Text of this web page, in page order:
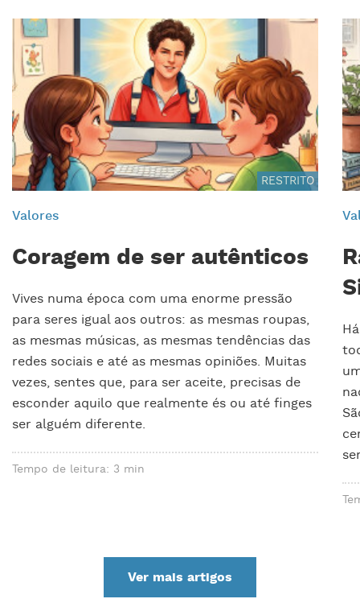
RESTRITO
Valores
Coragem de ser autênticos
Vives numa época com uma enorme pressão
para seres igual aos outros: as mesmas roupas,
as mesmas músicas, as mesmas tendências das
redes sociais e até as mesmas opiniões. Muitas
vezes, sentes que, para ser aceite, precisas de
esconder aquilo que realmente és ou até finges
ser alguém diferente.
Tempo de leitura: 3 min
Ver mais artigos